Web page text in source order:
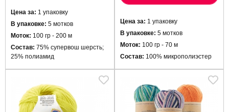
Цена за: 1 упаковку
В упаковке: 5 мотков
Моток: 100 гр - 200 м
Состав: 75% супервош шерсть;
25% полиамид
Цена за: 1 упаковку
В упаковке: 5 мотков
Моток: 100 гр - 70 м
Состав: 100% микрополиэстер